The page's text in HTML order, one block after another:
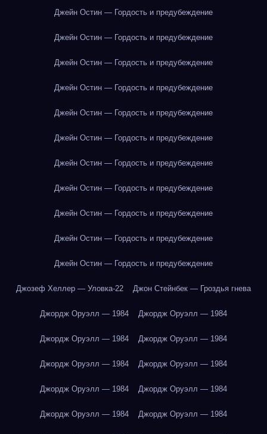
Джейн Остин — Гордость и предубеждение
Джейн Остин — Гордость и предубеждение
Джейн Остин — Гордость и предубеждение
Джейн Остин — Гордость и предубеждение
Джейн Остин — Гордость и предубеждение
Джейн Остин — Гордость и предубеждение
Джейн Остин — Гордость и предубеждение
Джейн Остин — Гордость и предубеждение
Джейн Остин — Гордость и предубеждение
Джейн Остин — Гордость и предубеждение
Джейн Остин — Гордость и предубеждение
Джозеф Хеллер — Уловка-22 Джон Стейнбек — Гроздья гнева
Джордж Оруэлл — 1984 Джордж Оруэлл — 1984
Джордж Оруэлл — 1984 Джордж Оруэлл — 1984
Джордж Оруэлл — 1984 Джордж Оруэлл — 1984
Джордж Оруэлл — 1984 Джордж Оруэлл — 1984
Джордж Оруэлл — 1984 Джордж Оруэлл — 1984